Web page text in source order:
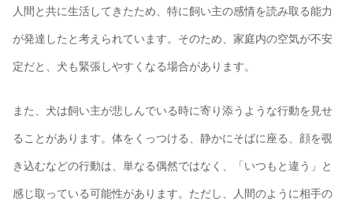
人間と共に生活してきたため、特に飼い主の感情を読み取る能力
が発達したと考えられています。そのため、家庭内の空気が不安
定だと、犬も緊張しやすくなる場合があります。
また、犬は飼い主が悲しんでいる時に寄り添うような行動を見せ
ることがあります。体をくっつける、静かにそばに座る、顔を覗
き込むなどの行動は、単なる偶然ではなく、「いつもと違う」と
感じ取っている可能性があります。ただし、人間のように相手の